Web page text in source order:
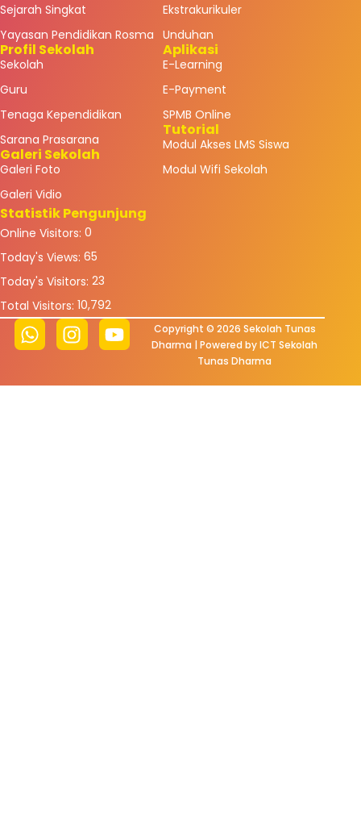
Sejarah Singkat
Yayasan Pendidikan Rosma
Profil Sekolah
Sekolah
Guru
Tenaga Kependidikan
Sarana Prasarana
Galeri Sekolah
Galeri Foto
Galeri Vidio
Ekstrakurikuler
Unduhan
Aplikasi
E-Learning
E-Payment
SPMB Online
Tutorial
Modul Akses LMS Siswa
Modul Wifi Sekolah
Statistik Pengunjung
Online Visitors: 0
Today's Views: 65
Today's Visitors: 23
Total Visitors: 10,792
Copyright © 2026 Sekolah Tunas
Dharma | Powered by ICT Sekolah
Tunas Dharma